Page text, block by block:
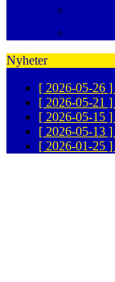
Nyheter
[ 2026-05-26 ]
[ 2026-05-21 ]
[ 2026-05-15 ]
[ 2026-05-13 ]
[ 2026-01-25 ]